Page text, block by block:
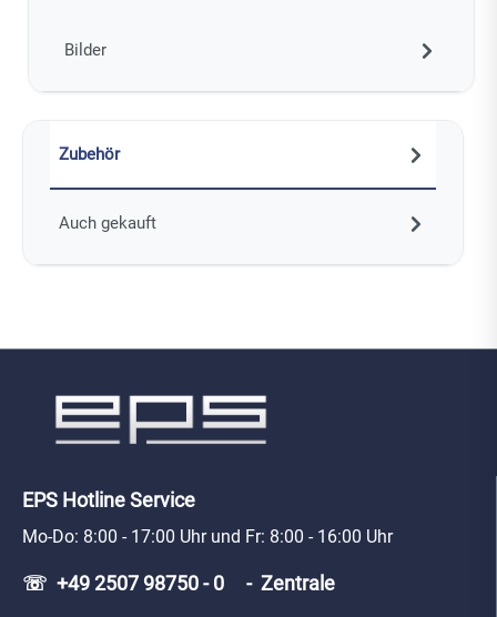
Bilder
Zubehör
Auch gekauft
EPS Hotline Service
Mo-Do: 8:00 - 17:00 Uhr und Fr: 8:00 - 16:00 Uhr
☏ +49 2507 98750 - 0 - Zentrale